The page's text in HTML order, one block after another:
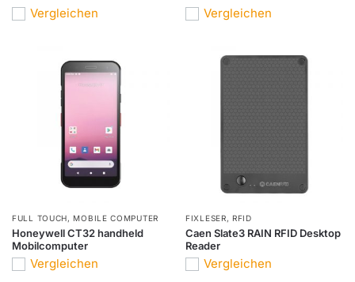
Vergleichen Vergleichen
FULL TOUCH,MOBILE COMPUTER
Honeywell CT32 handheld
Mobilcomputer
Vergleichen
FIXLESER,RFID
Caen Slate3 RAIN RFID Desktop
Reader
Vergleichen